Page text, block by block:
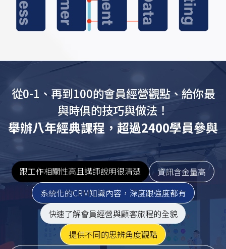
從0-1、再到100的會員經營觀點、給你最
與時俱的技巧與做法！
舉辦八年經典課程，超過2400學員參與
跟工作相關性高且講師說明很清楚
資訊含金量高
系統化的CRM知識內容，深度跟強度都有
快速了解會員經營與顧客旅程的全貌
提供不同的思辨角度觀點